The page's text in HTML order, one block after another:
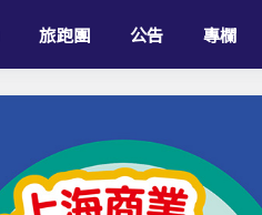
旅跑團 公告 專欄